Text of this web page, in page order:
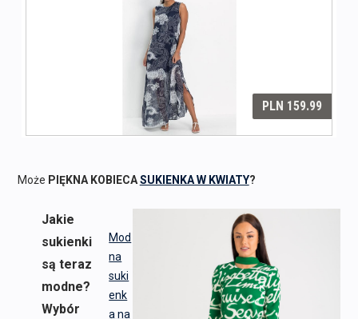
Może PIĘKNA KOBIECASUKIENKA W KWIATY?
Mod
na
suki
enk
a na
Jakie
sukienki
są teraz
modne?
Wybór